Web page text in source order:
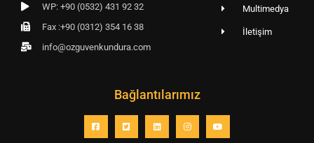
WP: +90 (0532) 431 92 32
Fax :+90 (0312) 354 16 38
info@ozguvenkundura.com
Multimedya
İletişim
Bağlantılarımız